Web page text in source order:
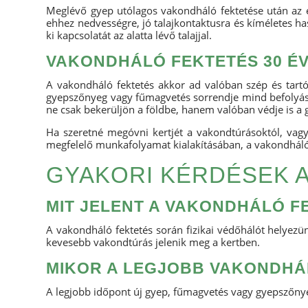
Meglévő gyep utólagos vakondháló fektetése után
ehhez nedvességre, jó talajkontaktusra és kíméletes
ki kapcsolatát az alatta lévő talajjal.
VAKONDHÁLÓ FEKTETÉS 30
A vakondháló fektetés akkor ad valóban szép és
gyepszőnyeg vagy fűmagvetés sorrendje mind
ne csak bekerüljön a földbe, hanem valóban védje is a
Ha szeretné megóvni kertjét a vakondtúrásoktól,
megfelelő munkafolyamat kialakításában, a
GYAKORI KÉRDÉSEK
MIT JELENT A VAKONDHÁLÓ
A vakondháló fektetés során fizikai védőhálót
kevesebb vakondtúrás jelenik meg a kertben.
MIKOR A LEGJOBB
A legjobb időpont új gyep, fűmagvetés vagy